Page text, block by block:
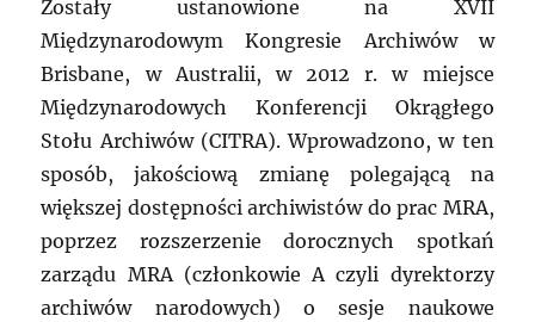
Zostały ustanowione na XVII
Międzynarodowym Kongresie Archiwów w
Brisbane, w Australii, w 2012 r. w miejsce
Międzynarodowych Konferencji Okrągłego
Stołu Archiwów (CITRA). Wprowadzono, w ten
sposób, jakościową zmianę polegającą na
większej dostępności archiwistów do prac MRA,
poprzez rozszerzenie dorocznych spotkań
zarządu MRA (członkowie A czyli dyrektorzy
archiwów narodowych) o sesje naukowe